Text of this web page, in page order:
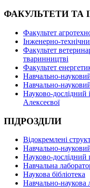
ФАКУЛЬТЕТИ ТА
Факультет
Інженерно-
Факультет
тваринництві
Факультет
Навчально-науковий
Навчально-
Науково-дослідний
Алексеєвої
ПІДРОЗДІЛИ
Відокремлені
Навчально-
Науково-дослідний
Навчальна
Наукова бібліотека
Навчально-наукова